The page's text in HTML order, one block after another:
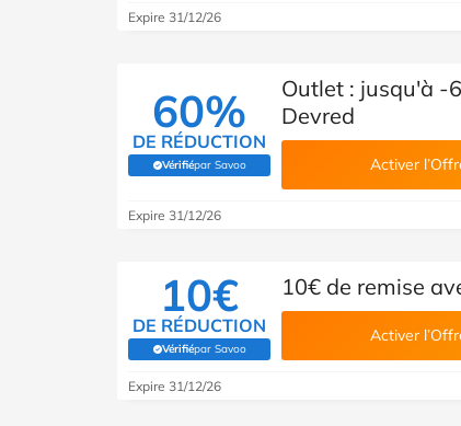
Expire 31/12/26
60%
DE RÉDUCTION
Vérifiépar Savoo
(Vérifié par Savoo)
Outlet : jusqu'à -
Devred
Activer
Expire 31/12/26
10€
DE RÉDUCTION
Vérifiépar Savoo
(Vérifié par Savoo)
10€ de remise
Activer
Expire 31/12/26